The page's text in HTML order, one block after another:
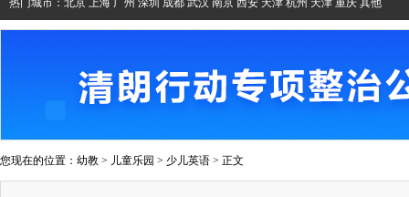
热门城市： 北京 上海 广州 深圳 成都 武汉 南京 西安 天津 杭州 天津 重庆 其他
您现在的位置： 幼教 > 儿童乐园 > 少儿英语 > 正文